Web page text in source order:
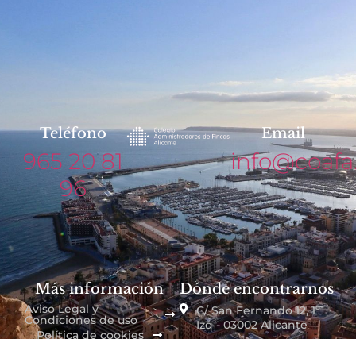
Teléfono
965 20 81
96
Email
Más información
Aviso Legal y
Condiciones de uso
Política de cookies
Dónde encontrarnos
C/ San Fernando 12, 1º
Izq - 03002 Alicante